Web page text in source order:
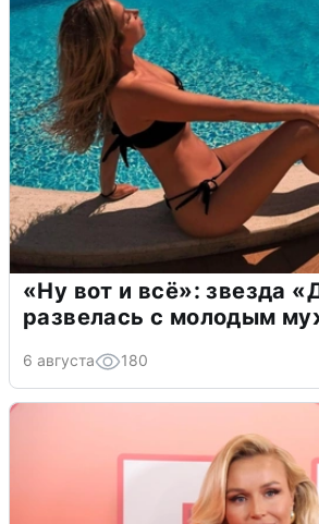
«Ну вот и всё»: звезда
развелась с молодым
6 августа 180